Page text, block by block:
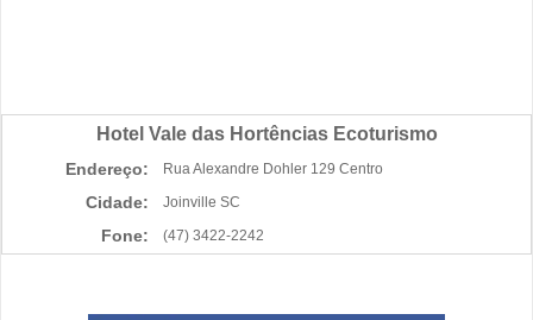
Hotel Vale das Hortências Ecoturismo
Endereço: Rua Alexandre Dohler 129 Centro
Cidade: Joinville SC
Fone: (47) 3422-2242